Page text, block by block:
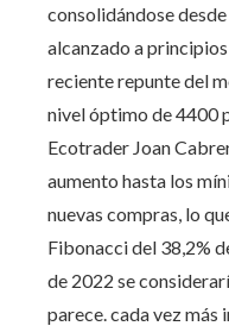
consolidándose
alcanzado a
reciente repunte del
nivel óptimo de 4400
Ecotrader Joan
aumento hasta los
nuevas compras, lo
Fibonacci del 38,2%
de 2022 se
parece. cada vez